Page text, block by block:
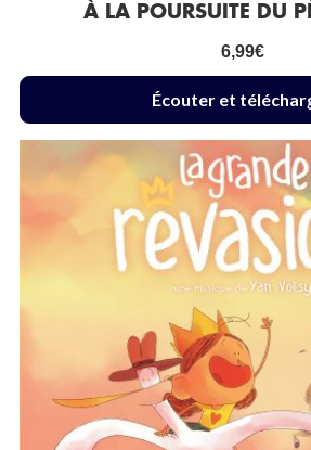
À LA POURSUITE DU
6,99€
Écouter et